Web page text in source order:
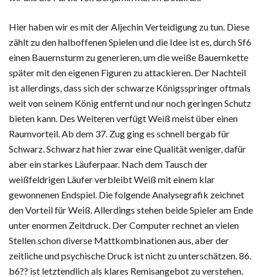
Hier haben wir es mit der Aljechin Verteidigung zu tun. Diese
zählt zu den halboffenen Spielen und die Idee ist es, durch Sf6
einen Bauernsturm zu generieren, um die weiße Bauernkette
später mit den eigenen Figuren zu attackieren. Der Nachteil
ist allerdings, dass sich der schwarze Königsspringer oftmals
weit von seinem König entfernt und nur noch geringen Schutz
bieten kann. Des Weiteren verfügt Weiß meist über einen
Raumvorteil. Ab dem 37. Zug ging es schnell bergab für
Schwarz. Schwarz hat hier zwar eine Qualität weniger, dafür
aber ein starkes Läuferpaar. Nach dem Tausch der
weißfeldrigen Läufer verbleibt Weiß mit einem klar
gewonnenen Endspiel. Die folgende Analysegrafik zeichnet
den Vorteil für Weiß. Allerdings stehen beide Spieler am Ende
unter enormen Zeitdruck. Der Computer rechnet an vielen
Stellen schon diverse Mattkombinationen aus, aber der
zeitliche und psychische Druck ist nicht zu unterschätzen. 86.
b6?? ist letztendlich als klares Remisangebot zu verstehen.